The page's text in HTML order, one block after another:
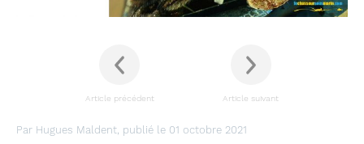
Article précédent Article suivant
Par Hugues Maldent, publié le 01 octobre 2021